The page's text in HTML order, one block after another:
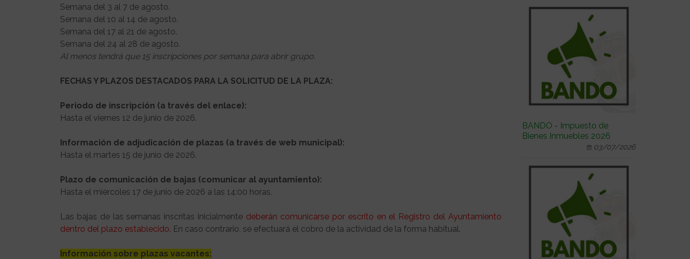
Semana del 3 al 7 de agosto.
Semana del 10 al 14 de agosto.
Semana del 17 al 21 de agosto.
Semana del 24 al 28 de agosto.
Al menos tendrá que 15 inscripciones por semana para abrir grupo.
FECHAS Y PLAZOS DESTACADOS PARA LA SOLICITUD DE LA PLAZA:
Periodo de inscripción (a través del enlace):
Hasta el viernes 12 de junio de 2026.
Información de adjudicación de plazas (a través de web municipal):
Hasta el martes 15 de junio de 2026.
Plazo de comunicación de bajas (comunicar al ayuntamiento):
Hasta el miércoles 17 de junio de 2026 a las 14:00 horas.
Las bajas de las semanas inscritas inicialmente deberán comunicarse por escrito en el Registro del Ayuntamiento
dentro del plazo establecido. En caso contrario, se efectuará el cobro de la actividad de la forma habitual.
Información sobre plazas vacantes:
BANDO - Impuesto de
Bienes Inmuebles 2026
03/07/2026